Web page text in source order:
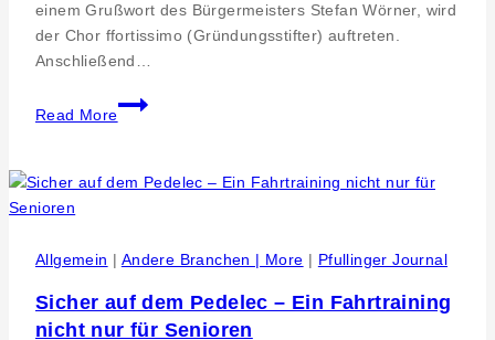
einem Grußwort des Bürgermeisters Stefan Wörner, wird
der Chor ffortissimo (Gründungsstifter) auftreten.
Anschließend…
Read More
Mixed
Pickles
der
Zeit
Menschen
Allgemein | Andere Branchen | More | Pfullinger Journal
Sicher auf dem Pedelec – Ein Fahrtraining
nicht nur für Senioren